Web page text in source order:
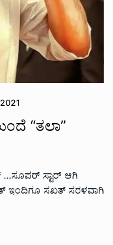
“ತಲಾ‌”
ಸ್ಟಾರ್ ಆಗಿ
ಇಂದಿಗೂ ಸಖತ್ ಸರಳವಾಗಿ